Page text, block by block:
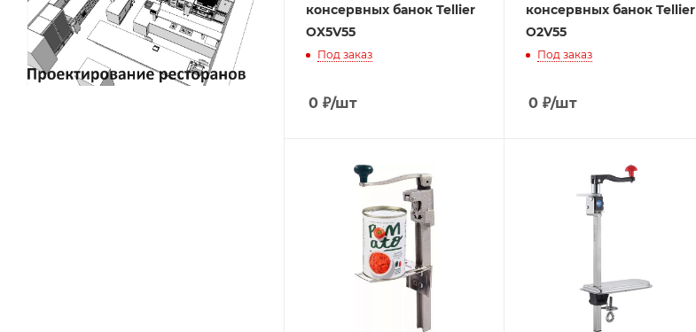
консервных банок Tellier
OX5V55
Под заказ
0 ₽/шт
консервных банок Tellier
O2V55
Под заказ
0 ₽/шт